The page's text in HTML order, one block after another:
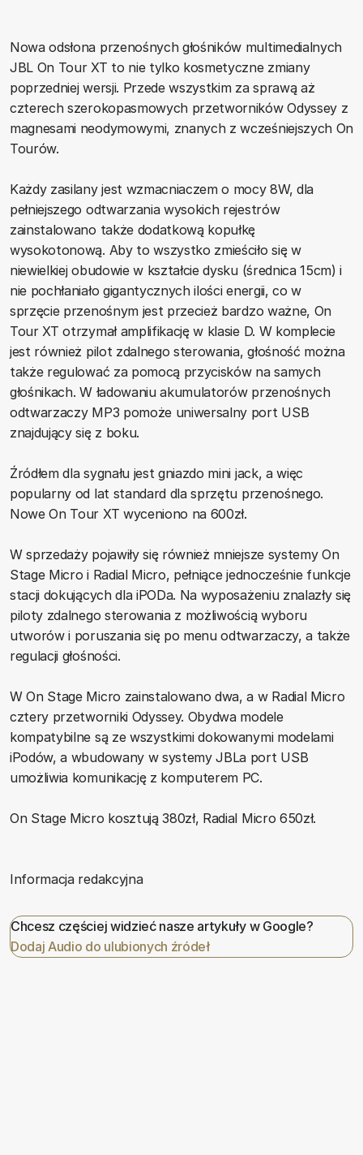
Nowa odsłona przenośnych głośników multimedialnych
JBL On Tour XT to nie tylko kosmetyczne zmiany
poprzedniej wersji. Przede wszystkim za sprawą aż
czterech szerokopasmowych przetworników Odyssey z
magnesami neodymowymi, znanych z wcześniejszych On
Tourów.
Każdy zasilany jest wzmacniaczem o mocy 8W, dla
pełniejszego odtwarzania wysokich rejestrów
zainstalowano także dodatkową kopułkę
wysokotonową. Aby to wszystko zmieściło się w
niewielkiej obudowie w kształcie dysku (średnica 15cm) i
nie pochłaniało gigantycznych ilości energii, co w
sprzęcie przenośnym jest przecież bardzo ważne, On
Tour XT otrzymał amplifikację w klasie D. W komplecie
jest również pilot zdalnego sterowania, głośność można
także regulować za pomocą przycisków na samych
głośnikach. W ładowaniu akumulatorów przenośnych
odtwarzaczy MP3 pomoże uniwersalny port USB
znajdujący się z boku.
Źródłem dla sygnału jest gniazdo mini jack, a więc
popularny od lat standard dla sprzętu przenośnego.
Nowe On Tour XT wyceniono na 600zł.
W sprzedaży pojawiły się również mniejsze systemy On
Stage Micro i Radial Micro, pełniące jednocześnie funkcje
stacji dokujących dla iPODa. Na wyposażeniu znalazły się
piloty zdalnego sterowania z możliwością wyboru
utworów i poruszania się po menu odtwarzaczy, a także
regulacji głośności.
W On Stage Micro zainstalowano dwa, a w Radial Micro
cztery przetworniki Odyssey. Obydwa modele
kompatybilne są ze wszystkimi dokowanymi modelami
iPodów, a wbudowany w systemy JBLa port USB
umożliwia komunikację z komputerem PC.
On Stage Micro kosztują 380zł, Radial Micro 650zł.
Informacja redakcyjna
Chcesz częściej widzieć nasze artykuły w Google?
Dodaj Audio do ulubionych źródeł